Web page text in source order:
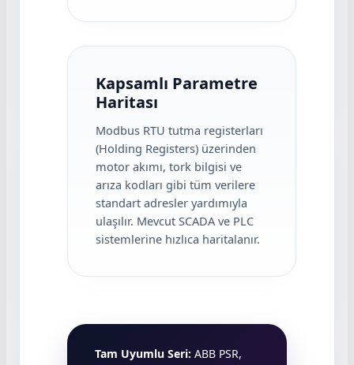
Kapsamlı Parametre
Haritası
Modbus RTU tutma registerları
(Holding Registers) üzerinden
motor akımı, tork bilgisi ve
arıza kodları gibi tüm verilere
standart adresler yardımıyla
ulaşılır. Mevcut SCADA ve PLC
sistemlerine hızlıca haritalanır.
Tam Uyumlu Seri: ABB PSR,